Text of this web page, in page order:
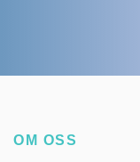
OM OSS